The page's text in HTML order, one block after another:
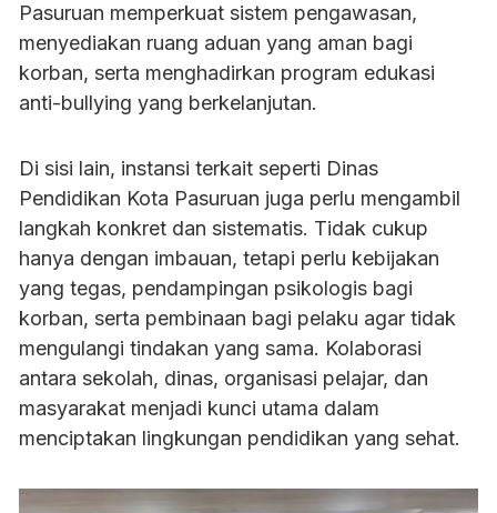
Pasuruan memperkuat sistem pengawasan,
menyediakan ruang aduan yang aman bagi
korban, serta menghadirkan program edukasi
anti-bullying yang berkelanjutan.
Di sisi lain, instansi terkait seperti Dinas
Pendidikan Kota Pasuruan juga perlu mengambil
langkah konkret dan sistematis. Tidak cukup
hanya dengan imbauan, tetapi perlu kebijakan
yang tegas, pendampingan psikologis bagi
korban, serta pembinaan bagi pelaku agar tidak
mengulangi tindakan yang sama. Kolaborasi
antara sekolah, dinas, organisasi pelajar, dan
masyarakat menjadi kunci utama dalam
menciptakan lingkungan pendidikan yang sehat.